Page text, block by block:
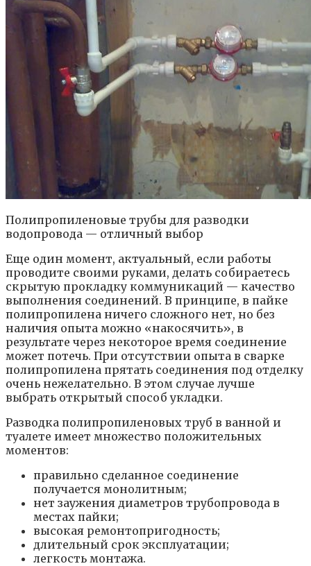
Полипропиленовые трубы для разводки
водопровода — отличный выбор
Еще один момент, актуальный, если работы
проводите своими руками, делать собираетесь
скрытую прокладку коммуникаций — качество
выполнения соединений. В принципе, в пайке
полипропилена ничего сложного нет, но без
наличия опыта можно «накосячить», в
результате через некоторое время соединение
может потечь. При отсутствии опыта в сварке
полипропилена прятать соединения под отделку
очень нежелательно. В этом случае лучше
выбрать открытый способ укладки.
Разводка полипропиленовых труб в ванной и
туалете имеет множество положительных
моментов:
правильно сделанное соединение
получается монолитным;
нет заужения диаметров трубопровода в
местах пайки;
высокая ремонтопригодность;
длительный срок эксплуатации;
легкость монтажа.